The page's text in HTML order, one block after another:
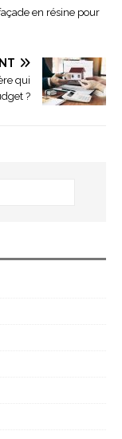
en résine pour
qui
?